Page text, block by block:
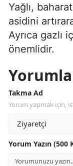
Yağlı,
asidini
Ayrıca gazlı
önemlidir.
Takma Ad
Yorum yapmak için,
Yorum Yazın (500